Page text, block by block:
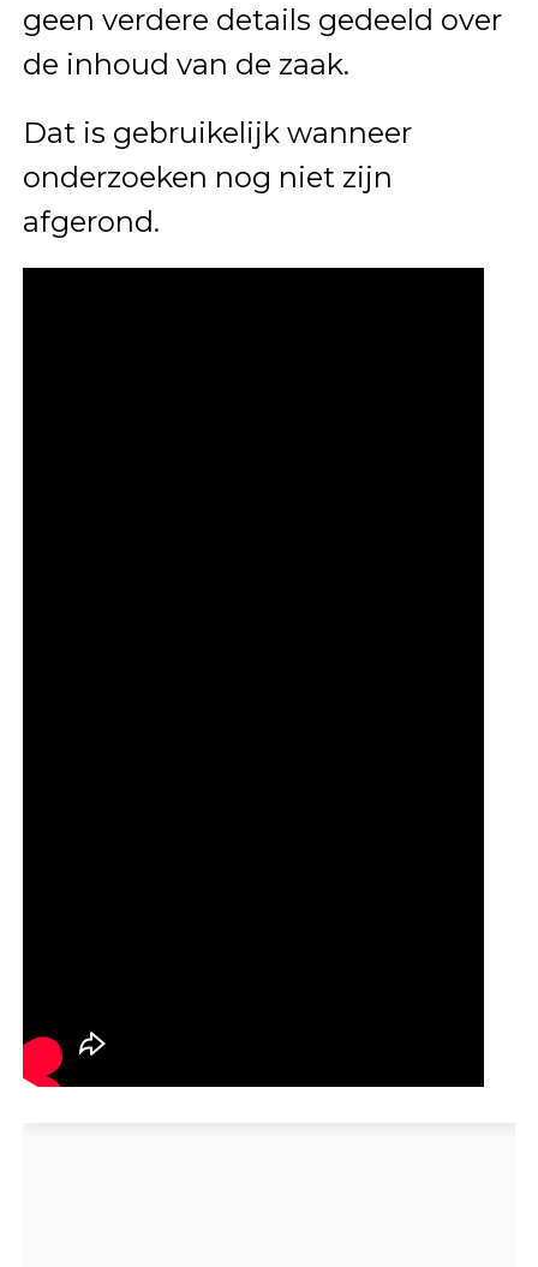
geen verdere details gedeeld over
de inhoud van de zaak.
Dat is gebruikelijk wanneer
onderzoeken nog niet zijn
afgerond.